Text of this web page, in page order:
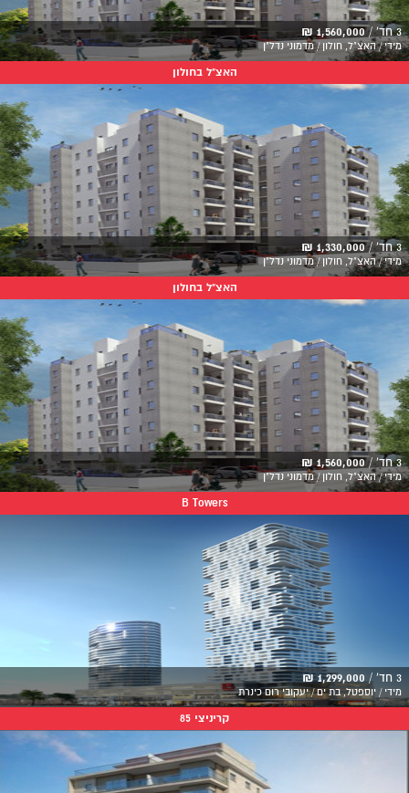
3 חד' / 1,560,000 ₪
מידי / האצ"ל, חולון / מדמוני נדל"ן
האצ"ל בחולון
3 חד' / 1,330,000 ₪
מידי / האצ"ל, חולון / מדמוני נדל"ן
האצ"ל בחולון
3 חד' / 1,560,000 ₪
מידי / האצ"ל, חולון / מדמוני נדל"ן
B Towers
3 חד' / 1,299,000 ₪
מידי / יוספטל, בת ים / יעקובי רום כינרת
קריניצי 85